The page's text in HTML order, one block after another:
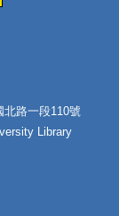
北路一段110號
Library